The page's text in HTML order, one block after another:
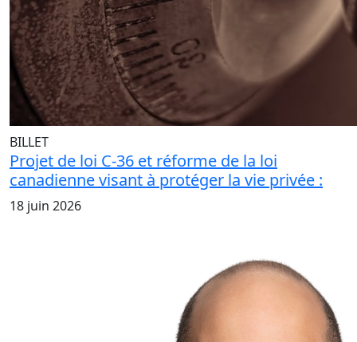
BILLET
Projet de loi C-36 et réforme de la loi
canadienne visant à protéger la vie privée :
18 juin 2026